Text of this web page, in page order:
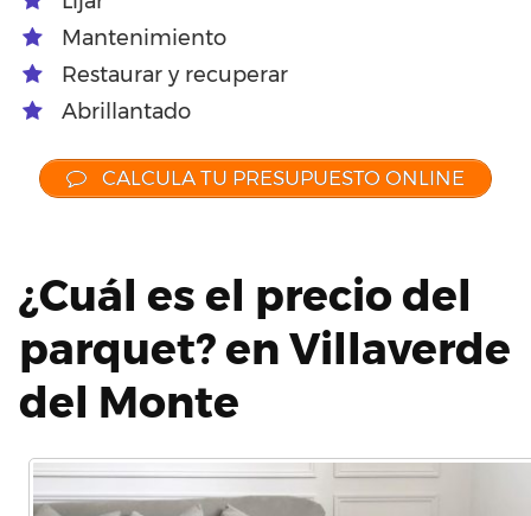
Mantenimiento
Restaurar y recuperar
Abrillantado
CALCULA TU PRESUPUESTO ONLINE
¿Cuál es el precio del
parquet? en Villaverde
del Monte